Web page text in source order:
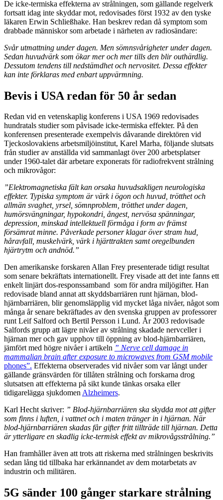
De icke-termiska effekterna av strålningen, som gällande regelverk
fortsatt idag inte skyddar mot, redovisades först 1932 av den tyske
läkaren Erwin Schließhake. Han beskrev redan då symptom som
drabbade människor som arbetade i närheten av radiosändare:
Svår utmattning under dagen. Men sömnsvårigheter under dagen.
Sedan huvudvärk som ökar mer och mer tills den blir outhärdlig.
Dessutom tendens till nedstämdhet och nervositet. Dessa effekter
kan inte förklaras med enbart uppvärmning.
Bevis i USA redan för 50 år sedan
Redan vid en vetenskaplig konferens i USA 1969 redovisades
hundratals studier som påvisade icke-termiska effekter. På den
konferensen presenterade exempelvis dåvarande direktören vid
Tjeckoslovakiens arbetsmiljöinstitut, Karel Marha, följande slutsats
från studier av anställda vid sammanlagt över 200 arbetsplatser
under 1960-talet där arbetare exponerats för radiofrekvent strålning
och mikrovågor:
”Elektromagnetiska fält kan orsaka huvudsakligen neurologiska
effekter. Typiska symptom är värk i ögon och huvud, trötthet och
allmän svaghet, yrsel, sömnproblem, trötthet under dagen,
humörsvängningar, hypokondri, ångest, nervösa spänningar,
depression, minskad intellektuell förmåga i form av främst
försämrat minne. Påverkade personer klagar över stram hud,
håravfall, muskelvärk, värk i hjärttrakten samt oregelbunden
hjärtrytm och andnöd.”
Den amerikanske forskaren Allan Frey presenterade tidigt resultat
som senare bekräftats internationellt. Frey visade att det inte fanns ett
enkelt linjärt dos-responssamband som för andra miljögifter. Han
redovisade bland annat att skyddsbarriären runt hjärnan, blod-
hjärnbarriären, blir genomsläpplig vid mycket låga nivåer, något som
många år senare bekräftades av den svenska gruppen av professorer
runt Leif Salford och Bertil Persson i Lund. År 2003 redovisade
Salfords grupp att lägre nivåer av strålning skadade nervceller i
hjärnan mer och gav upphov till öppning av blod-hjärnbarriären,
jämfört med högre nivåer i artikeln ” Nerve cell damage in
mammalian brain after exposure to microwaves from GSM mobile
phones”. Effekterna observerades vid nivåer som var långt under
gällande gränsvärden för tillåten strålning och forskarna drog
slutsatsen att effekterna på sikt kunde tänkas orsaka eller
tidigarelägga sjukdomenAlzheimers.
Karl Hecht skriver: ” Blod-hjärnbarriären ska skydda mot att gifter
som finns i luften, i vattnet och i maten tränger in i hjärnan. När
blod-hjärnbarriären skadas får gifter fritt tillträde till hjärnan. Detta
är ytterligare en skadlig icke-termisk effekt av mikrovågsstrålning.”
Han framhåller även att trots att riskerna med strålningen beskrivits
sedan lång tid tillbaka har erkännandet av dem motarbetats av
industrin och militären.
5G sänder 100 gånger starkare strålning